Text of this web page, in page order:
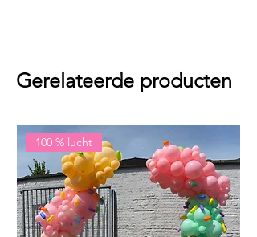
Gerelateerde producten
100 % lucht